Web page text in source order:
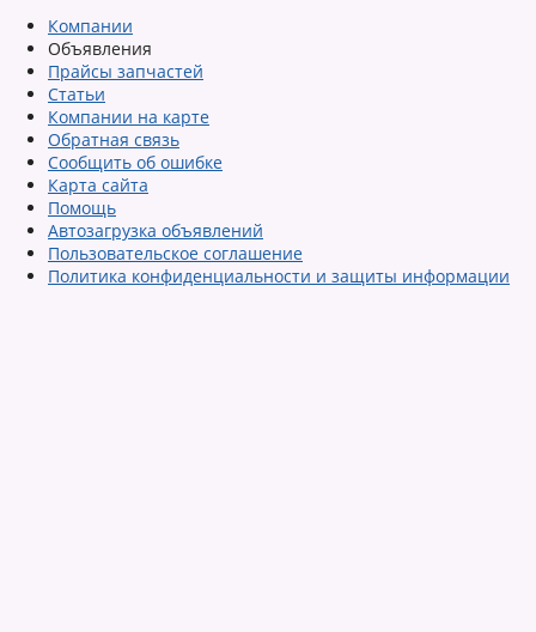
Компании
Объявления
Прайсы запчастей
Статьи
Компании на карте
Обратная связь
Сообщить об ошибке
Карта сайта
Помощь
Автозагрузка объявлений
Пользовательское соглашение
Политика конфиденциальности и защиты информации